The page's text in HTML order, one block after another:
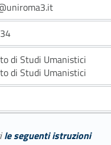
di Studi Umanistici
di Studi Umanistici
le seguenti istruzioni